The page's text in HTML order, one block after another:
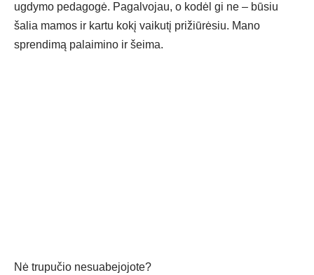
ugdymo pedagogė. Pagalvojau, o kodėl gi ne – būsiu
šalia mamos ir kartu kokį vaikutį prižiūrėsiu. Mano
sprendimą palaimino ir šeima.
Nė trupučio nesuabejojote?